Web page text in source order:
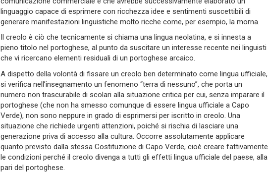
linguaggio capace di esprimere con ricchezza idee e sentimenti suscettibili di
generare manifestazioni linguistiche molto ricche come, per esempio, la morna.
Il creolo è ciò che tecnicamente si chiama una lingua neolatina, e si innesta a
pieno titolo nel portoghese, al punto da suscitare un interesse recente nei linguisti
che vi ricercano elementi residuali di un portoghese arcaico.
A dispetto della volontà di fissare un creolo ben determinato come lingua ufficiale,
si verifica nell’insegnamento un fenomeno “terra di nessuno”, che porta un
numero non trascurabile di scolari alla situazione critica per cui, senza imparare il
portoghese (che non ha smesso comunque di essere lingua ufficiale a Capo
Verde), non sono neppure in grado di esprimersi per iscritto in creolo. Una
situazione che richiede urgenti attenzioni, poiché si rischia di lasciare una
generazione priva di accesso alla cultura. Occorre assolutamente applicare
quanto previsto dalla stessa Costituzione di Capo Verde, cioè creare fattivamente
le condizioni perché il creolo divenga a tutti gli effetti lingua ufficiale del paese, alla
pari del portoghese.